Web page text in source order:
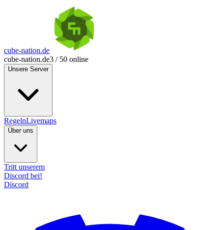
cube-nation.de
cube-nation.de3 / 50 online
Unsere Server
RegelnLivemaps
Über uns
Tritt unserem
Discord bei!
Discord